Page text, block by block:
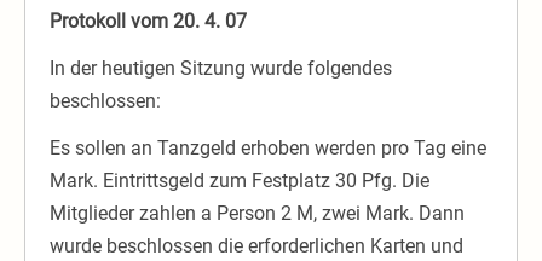
Protokoll vom 20. 4. 07
In der heutigen Sitzung wurde folgendes
beschlossen:
Es sollen an Tanzgeld erhoben werden pro Tag eine
Mark. Eintrittsgeld zum Festplatz 30 Pfg. Die
Mitglieder zahlen a Person 2 M, zwei Mark. Dann
wurde beschlossen die erforderlichen Karten und